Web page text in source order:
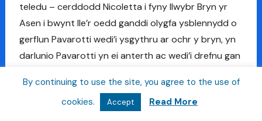
teledu – cerddodd Nicoletta i fyny llwybr Bryn yr
Asen i bwynt lle’r oedd ganddi olygfa ysblennydd o
gerflun Pavarotti wedi’i ysgythru ar ochr y bryn, yn
darlunio Pavarotti yn ei anterth ac wedi’i drefnu gan
Yn ddiweddarach roedd amser i gadeirydd yr
By continuing to use the site, you agree to the use of
cookies.
Accept Read More